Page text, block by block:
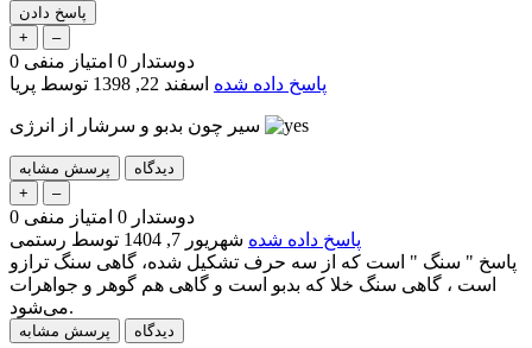
0 دوستدار 0 امتیاز منفی
پاسخ داده شده اسفند 22, 1398 توسط پریا
0 دوستدار 0 امتیاز منفی
پاسخ داده شده شهریور 7, 1404 توسط رستمی
پاسخ " سنگ " است که از سه حرف تشکیل شده، گاهی سنگ ترازو
است ، گاهی سنگ خلا که بدبو است و گاهی هم گوهر و جواهرات
می‌شود.